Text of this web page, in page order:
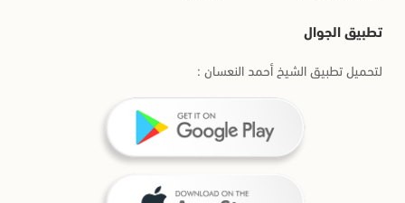
تطبيق الجوال
لتحميل تطبيق الشيخ أحمد النعسان :